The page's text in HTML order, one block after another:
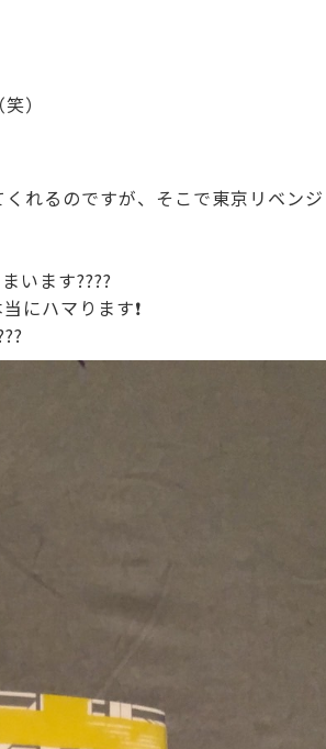
）
れるのですが、そこで東京リベンジ
います????
にハマります❗️